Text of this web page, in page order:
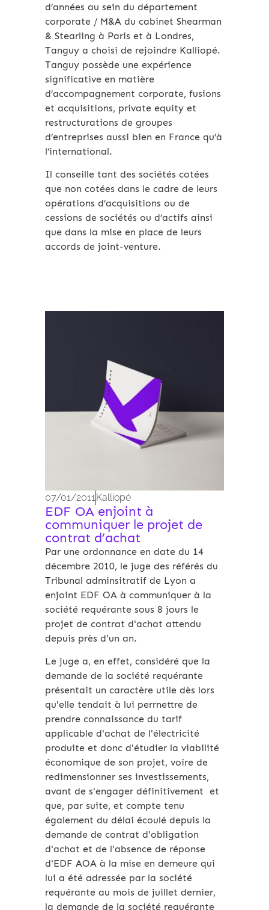
d’années au sein du département
corporate / M&A du cabinet Shearman
& Stearling à Paris et à Londres,
Tanguy a choisi de rejoindre Kalliopé.
Tanguy possède une expérience
significative en matière
d’accompagnement corporate, fusions
et acquisitions, private equity et
restructurations de groupes
d’entreprises aussi bien en France qu’à
l’international.
Il conseille tant des sociétés cotées
que non cotées dans le cadre de leurs
opérations d’acquisitions ou de
cessions de sociétés ou d’actifs ainsi
que dans la mise en place de leurs
accords de joint-venture.
07/01/2011Kalliopé
EDF OA enjoint à
communiquer le projet de
contrat d’achat
Par une ordonnance en date du 14
décembre 2010, le juge des référés du
Tribunal adminsitratif de Lyon a
enjoint EDF OA à communiquer à la
société requérante sous 8 jours le
projet de contrat d'achat attendu
depuis près d'un an.
Le juge a, en effet, considéré que la
demande de la société requérante
présentait un caractère utile dès lors
qu'elle tendait à lui perrnettre de
prendre connaissance du tarif
applicable d'achat de l'électricité
produite et donc d'étudier la viabilité
économique de son projet, voire de
redimensionner ses investissements,
avant de s'engager définitivement et
que, par suite, et compte tenu
également du délai écoulé depuis la
demande de contrat d'obligation
d'achat et de l'absence de réponse
d'EDF AOA à la mise en demeure qui
lui a été adressée par la société
requérante au mois de juillet dernier,
la demande de la société requérante